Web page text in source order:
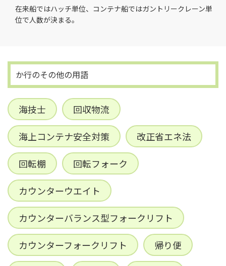
在来船ではハッチ単位、コンテナ船ではガントリークレーン単
位で人数が決まる。
か行のその他の用語
海技士 回収物流
海上コンテナ安全対策 改正省エネ法
回転棚 回転フォーク
カウンターウエイト
カウンターバランス型フォークリフト
カウンターフォークリフト 帰り便